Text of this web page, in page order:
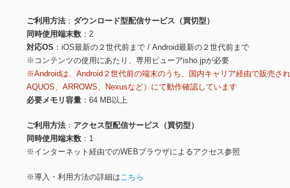
ご利用方法
ダウンロード型配信サービス（買切型）
同時使用端末数
2
対応OS
iOS最新の２世代前まで / Android最新の２世代前まで
※コンテンツの使用にあたり、専用ビューアisho.jpが必要
※Androidは、Android２世代前の端末のうち、国内キャリア経由で販売さ
AQUOS、ARROWS、Nexusなど）にて動作確認しています
必要メモリ容量
64 MB以上
ご利用方法
アクセス型配信サービス（買切型）
同時使用端末数
1
※インターネット経由でのWEBブラウザによるアクセス参照
※導入・利用方法の詳細はこちら